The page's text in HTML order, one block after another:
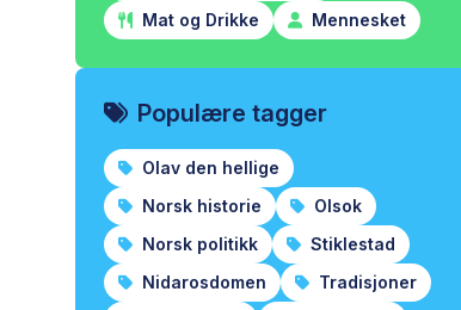
Mat og Drikke
Mennesket
Populære tagger
Olav den hellige
Norsk historie
Olsok
Norsk politikk
Stiklestad
Nidarosdomen
Tradisjoner